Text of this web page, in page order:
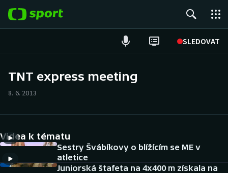
SLEDOVAT
Hokej
Tenis
Atletika
Cyklistika
TNT express meeting
8. 6. 2013
Videa k tématu
Sestry Švábíkovy o blížícím se ME v
atletice
Juniorská štafeta na 4x400 m získala na